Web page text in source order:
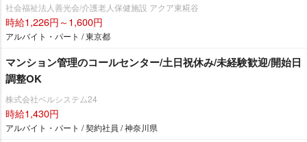
社会福祉法人善光会/介護老人保健施設 アクア東糀谷
時給1,226円～1,600円
アルバイト・パート / 東京都
マンション管理のコールセンター/土日祝休み/未経験歓迎/開始日
調整OK
株式会社ベルシステム24
時給1,430円
アルバイト・パート / 契約社員 / 神奈川県